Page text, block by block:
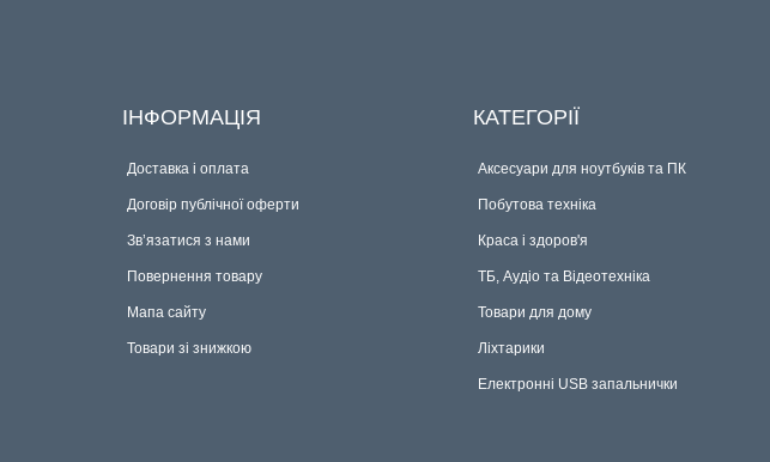
ІНФОРМАЦІЯ
Доставка і оплата
Договір публічної оферти
Зв’язатися з нами
Повернення товару
Мапа сайту
Товари зі знижкою
КАТЕГОРІЇ
Аксесуари для ноутбуків та ПК
Побутова техніка
Краса і здоров'я
ТБ, Аудіо та Відеотехніка
Товари для дому
Ліхтарики
Електронні USB запальнички